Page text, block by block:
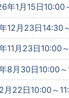
年1月15日10:00
12月23日14:30
11月23日10:00
8月30日10:00～
22日10:00～